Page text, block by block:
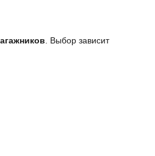
. Выбор зависит